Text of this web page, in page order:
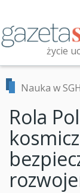
treści
życie
Przeszukaj
Nauka w SGH
Rola